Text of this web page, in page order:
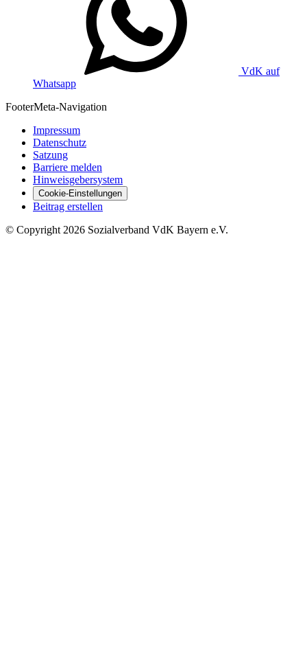
VdK auf
Whatsapp
FooterMeta-Navigation
Impressum
Datenschutz
Satzung
Barriere melden
Hinweisgebersystem
Cookie-Einstellungen
Beitrag erstellen
© Copyright2026 Sozialverband VdK Bayern e.V.